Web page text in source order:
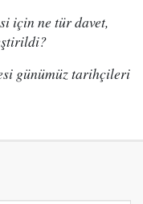
için ne tür davet,
günümüz tarihçileri